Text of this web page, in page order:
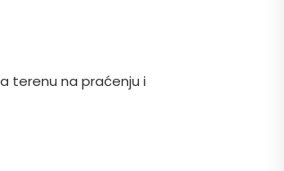
terenu na praćenju i